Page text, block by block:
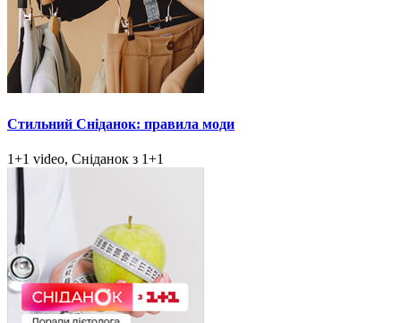
Стильний Сніданок: правила моди
1+1 video, Сніданок з 1+1